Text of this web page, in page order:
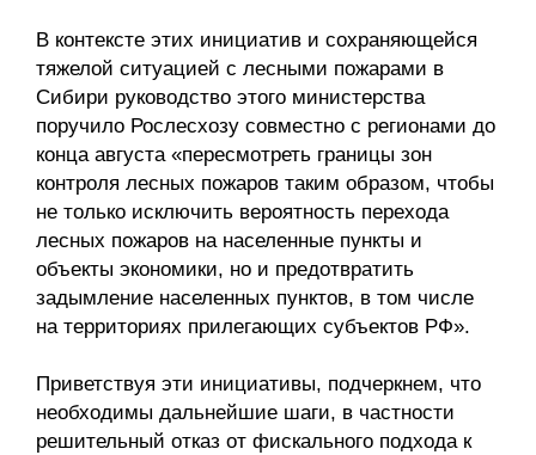
В контексте этих инициатив и сохраняющейся
тяжелой ситуацией с лесными пожарами в
Сибири руководство этого министерства
поручило Рослесхозу совместно с регионами до
конца августа «пересмотреть границы зон
контроля лесных пожаров таким образом, чтобы
не только исключить вероятность перехода
лесных пожаров на населенные пункты и
объекты экономики, но и предотвратить
задымление населенных пунктов, в том числе
на территориях прилегающих субъектов РФ».
Приветствуя эти инициативы, подчеркнем, что
необходимы дальнейшие шаги, в частности
решительный отказ от фискального подхода к